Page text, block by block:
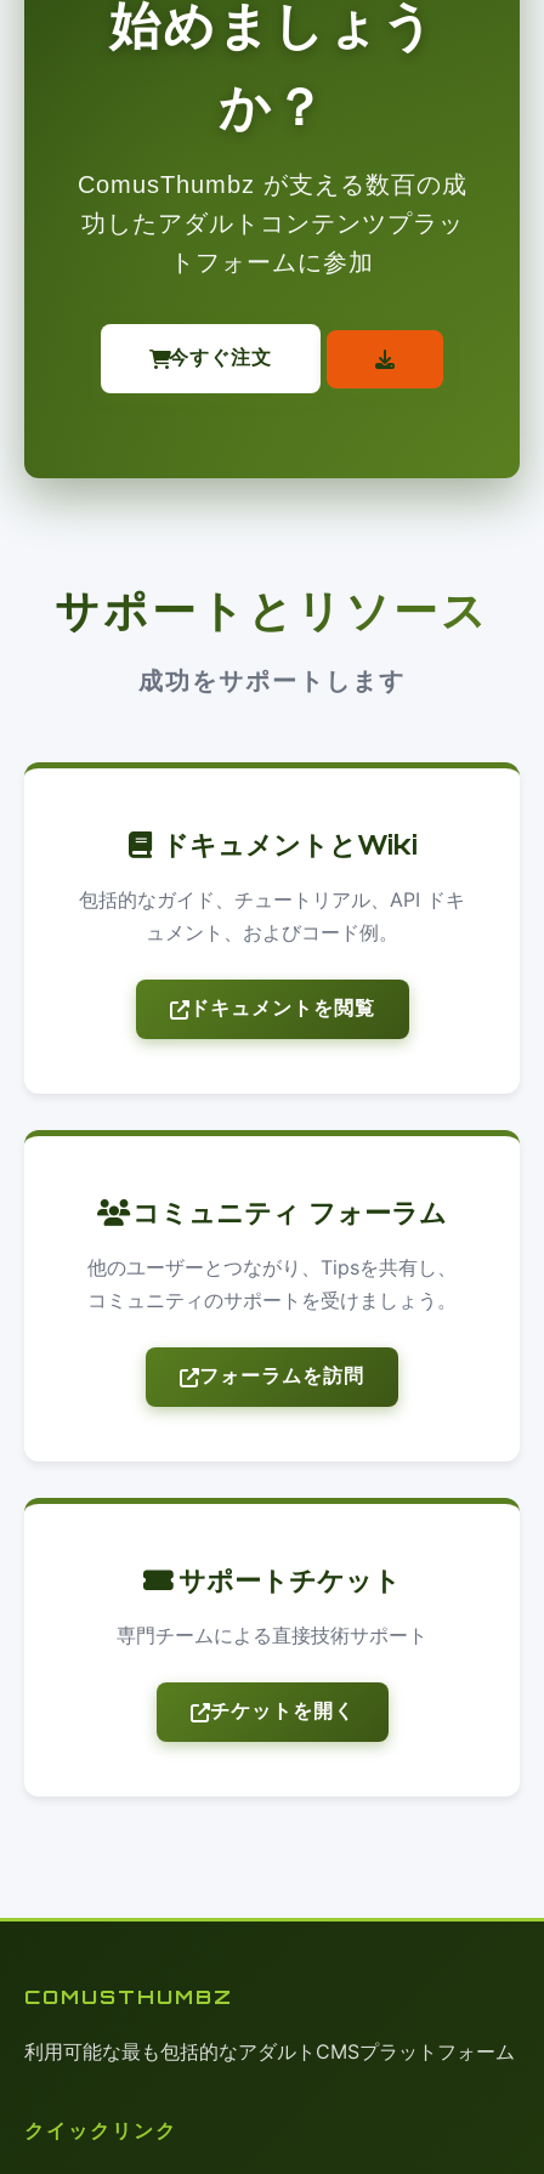
始めましょう
か？
ComusThumbz が支える数百の成
功したアダルトコンテンツプラッ
トフォームに参加
今すぐ注文
サポートとリソース
成功をサポートします
ドキュメントとWiki
包括的なガイド、チュートリアル、API ドキ
ュメント、およびコード例。
ドキュメントを閲覧
コミュニティ フォーラム
他のユーザーとつながり、Tipsを共有し、
コミュニティのサポートを受けましょう。
フォーラムを訪問
サポートチケット
専門チームによる直接技術サポート
チケットを開く
COMUSTHUMBZ
利用可能な最も包括的なアダルトCMSプラットフォーム
クイックリンク